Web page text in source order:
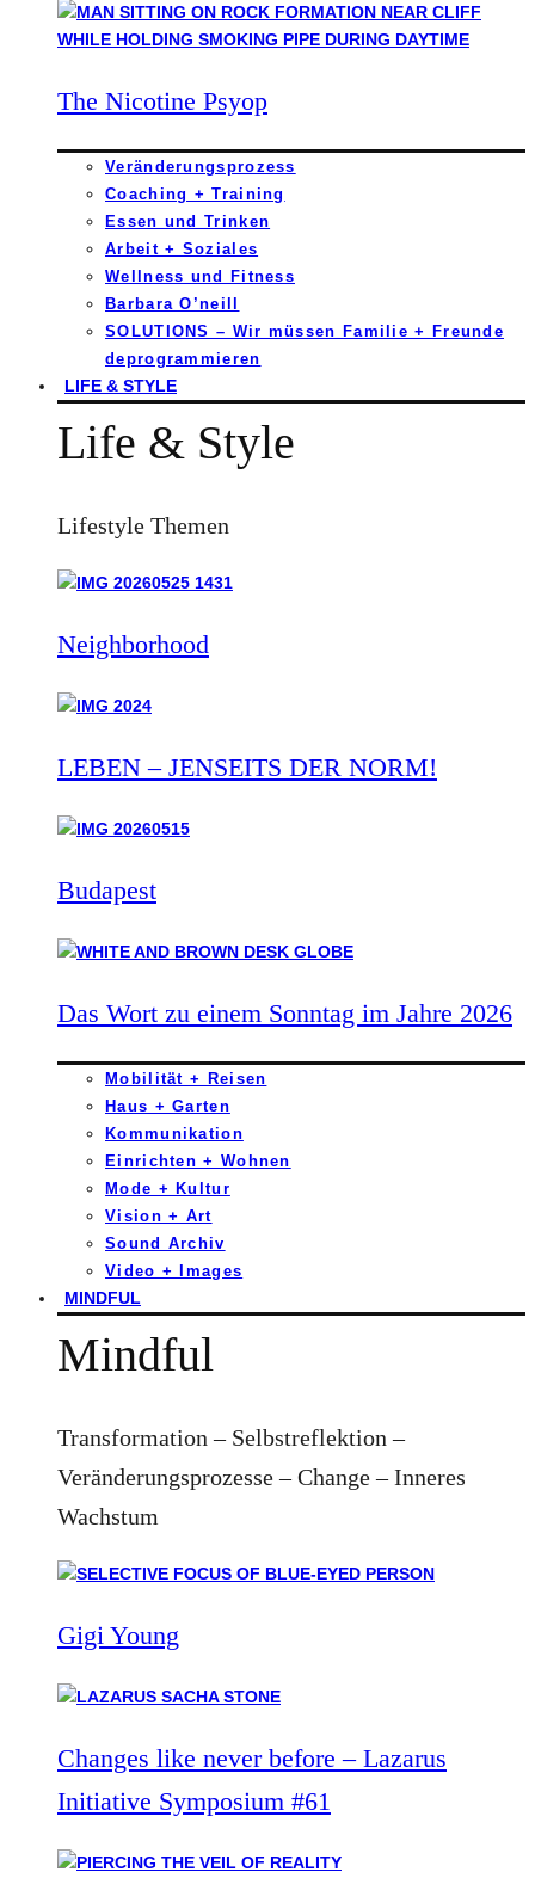
The Nicotine Psyop
Veränderungsprozess
Coaching + Training
Essen und Trinken
Arbeit + Soziales
Wellness und Fitness
Barbara O’neill
SOLUTIONS – Wir müssen Familie + Freunde
deprogrammieren
LIFE & STYLE
Life & Style
Lifestyle Themen
Neighborhood
LEBEN – JENSEITS DER NORM!
Budapest
Das Wort zu einem Sonntag im Jahre 2026
Mobilität + Reisen
Haus + Garten
Kommunikation
Einrichten + Wohnen
Mode + Kultur
Vision + Art
Sound Archiv
Video + Images
MINDFUL
Mindful
Transformation – Selbstreflektion –
Veränderungsprozesse – Change – Inneres
Wachstum
Gigi Young
Changes like never before – Lazarus
Initiative Symposium #61